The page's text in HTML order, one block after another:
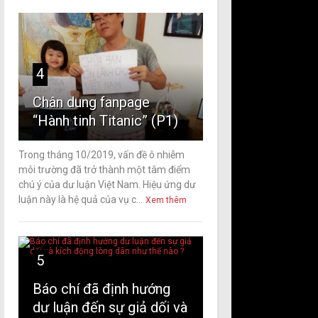
4
Chân dung fanpage
“Hành tinh Titanic” (P1)
Trong tháng 10/2019, vấn đề ô nhiễm
môi trường đã trở thành một tâm điểm
chú ý của dư luận Việt Nam. Hiệu ứng dư
luận này là hệ quả của vụ c...
Xem thêm
5
Báo chí đã định hướng
dư luận đến sự giả dối và